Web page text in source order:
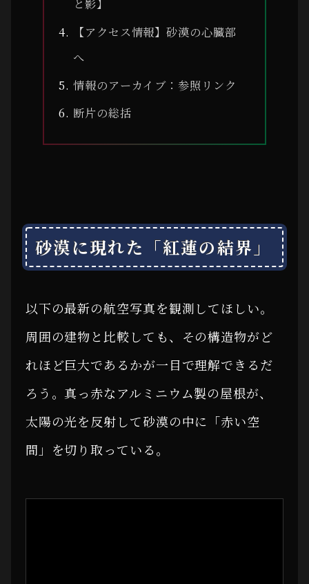
と影】
【アクセス情報】砂漠の心臓部
へ
情報のアーカイブ：参照リンク
断片の総括
砂漠に現れた「紅蓮の結界」
以下の最新の航空写真を観測してほしい。
周囲の建物と比較しても、その構造物がど
れほど巨大であるかが一目で理解できるだ
ろう。真っ赤なアルミニウム製の屋根が、
太陽の光を反射して砂漠の中に「赤い空
間」を切り取っている。